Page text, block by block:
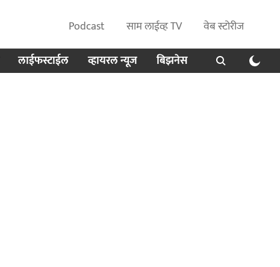
Podcast साम लाईव्ह TV
वेब स्टोरीज
लाईफस्टाईल व्हायरल न्यूज बिझनेस